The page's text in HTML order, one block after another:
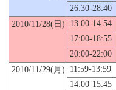
26:30-28:40
2010/11/28(日)
13:00-14:54
17:00-18:55
20:00-22:00
2010/11/29(月)
11:59-13:59
14:00-15:45